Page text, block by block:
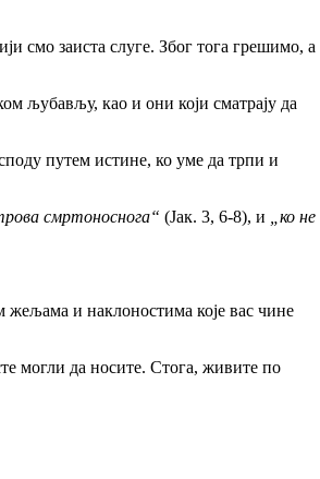
смо заиста слуге. Због тога грешимо, а
љубављу, као и они који сматрају да
путем истине, ко уме да трпи и
смртоноснога“ (Јак. 3, 6-8), и
„ко не
и наклоностима које вас чине
могли да носите. Стога, живите по